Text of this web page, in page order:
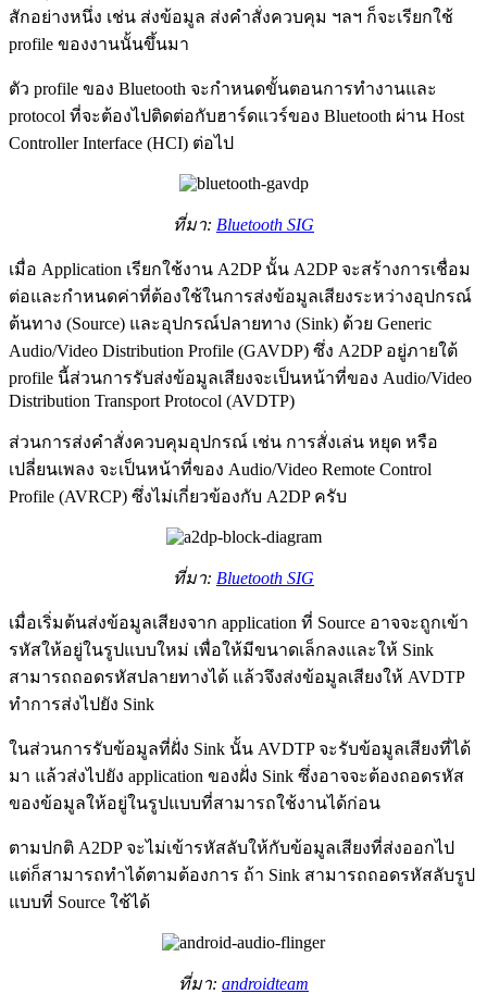
สักอย่างหนึ่ง เช่น ส่งข้อมูล ส่งคำสั่งควบคุม ฯลฯ ก็จะเรียกใช้
profile ของงานนั้นขึ้นมา
ตัว profile ของ Bluetooth จะกำหนดขั้นตอนการทำงานและ
protocol ที่จะต้องไปติดต่อกับฮาร์ดแวร์ของ Bluetooth ผ่าน Host
Controller Interface (HCI) ต่อไป
ที่มา: Bluetooth SIG
เมื่อ Application เรียกใช้งาน A2DP นั้น A2DP จะสร้างการเชื่อม
ต่อและกำหนดค่าที่ต้องใช้ในการส่งข้อมูลเสียงระหว่างอุปกรณ์
ต้นทาง (Source) และอุปกรณ์ปลายทาง (Sink) ด้วย Generic
Audio/Video Distribution Profile (GAVDP) ซึ่ง A2DP อยู่ภายใต้
profile นี้ส่วนการรับส่งข้อมูลเสียงจะเป็นหน้าที่ของ Audio/Video
Distribution Transport Protocol (AVDTP)
ส่วนการส่งคำสั่งควบคุมอุปกรณ์ เช่น การสั่งเล่น หยุด หรือ
เปลี่ยนเพลง จะเป็นหน้าที่ของ Audio/Video Remote Control
Profile (AVRCP) ซึ่งไม่เกี่ยวข้องกับ A2DP ครับ
ที่มา: Bluetooth SIG
เมื่อเริ่มต้นส่งข้อมูลเสียงจาก application ที่ Source อาจจะถูกเข้า
รหัสให้อยู่ในรูปแบบใหม่ เพื่อให้มีขนาดเล็กลงและให้ Sink
สามารถถอดรหัสปลายทางได้ แล้วจึงส่งข้อมูลเสียงให้ AVDTP
ทำการส่งไปยัง Sink
ในส่วนการรับข้อมูลที่ฝั่ง Sink นั้น AVDTP จะรับข้อมูลเสียงที่ได้
มา แล้วส่งไปยัง application ของฝั่ง Sink ซึ่งอาจจะต้องถอดรหัส
ของข้อมูลให้อยู่ในรูปแบบที่สามารถใช้งานได้ก่อน
ตามปกติ A2DP จะไม่เข้ารหัสลับให้กับข้อมูลเสียงที่ส่งออกไป
แต่ก็สามารถทำได้ตามต้องการ ถ้า Sink สามารถถอดรหัสลับรูป
แบบที่ Source ใช้ได้
ที่มา: androidteam